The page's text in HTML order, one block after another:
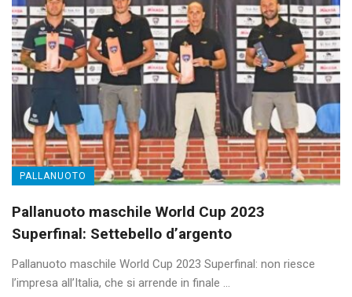
PALLANUOTO
Pallanuoto maschile World Cup 2023
Superfinal: Settebello d’argento
Pallanuoto maschile World Cup 2023 Superfinal: non riesce
l’impresa all’Italia, che si arrende in finale ...